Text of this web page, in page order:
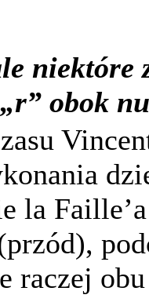
obok
la
raczej